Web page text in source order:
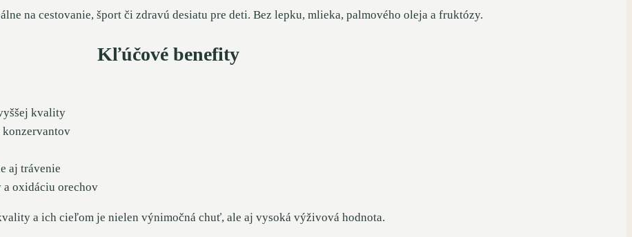
na cestovanie, šport či zdravú desiatu pre deti. Bez lepku, mlieka, palmového oleja a fruktózy.
Kľúčové benefity
kvality
aj trávenie
a oxidáciu orechov
a ich cieľom je nielen výnimočná chuť, ale aj vysoká výživová hodnota.